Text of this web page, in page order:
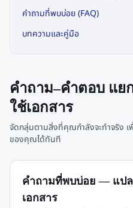
คำถามที่พบบ่อย (FAQ)
บทความและคู่มือ
คำถาม–คำตอบ แย
ใช้เอกสาร
จัดกลุ่มตามสิ่งที่คุณกำลังจะทำจริง เ
ของคุณได้ทันที
คำถามที่พบบ่อย — แปล
เอกสาร